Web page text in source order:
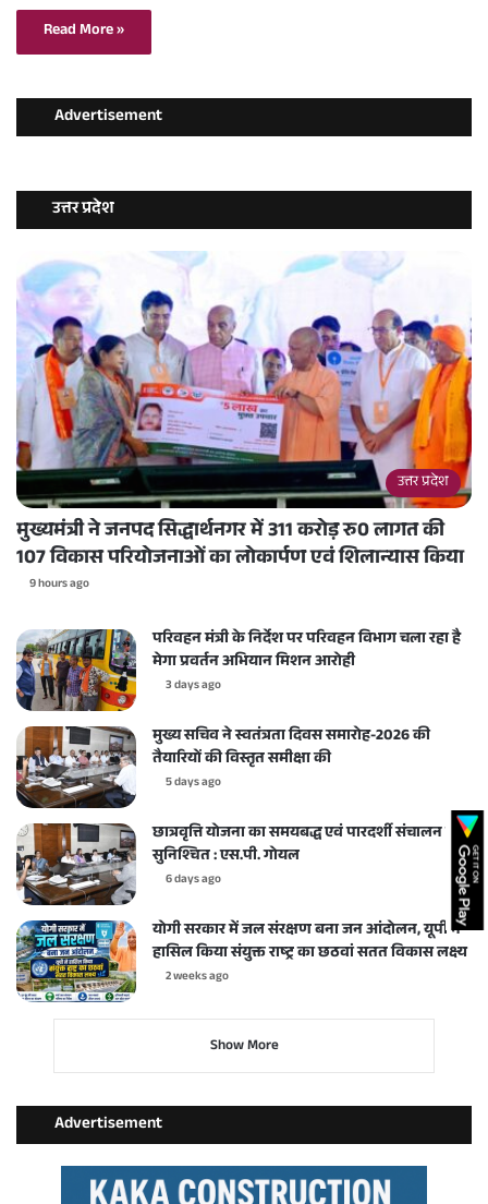
Read More »
Advertisement
उत्तर प्रदेश
उत्तर प्रदेश
मुख्यमंत्री ने जनपद सिद्धार्थनगर में 311 करोड़ रु0 लागत की
107 विकास परियोजनाओं का लोकार्पण एवं शिलान्यास किया
9 hours ago
परिवहन मंत्री के निर्देश पर परिवहन विभाग चला रहा है
मेगा प्रवर्तन अभियान मिशन आरोही
3 days ago
मुख्य सचिव ने स्वतंत्रता दिवस समारोह-2026 की
तैयारियों की विस्तृत समीक्षा की
5 days ago
छात्रवृत्ति योजना का समयबद्ध एवं पारदर्शी संचालन करें
सुनिश्चित : एस.पी. गोयल
6 days ago
योगी सरकार में जल संरक्षण बना जन आंदोलन, यूपी ने
हासिल किया संयुक्त राष्ट्र का छठवां सतत विकास लक्ष्य
2 weeks ago
Show More
Advertisement